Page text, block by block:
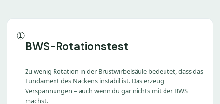
①
BWS-Rotationstest
Zu wenig Rotation in der Brustwirbelsäule bedeutet, dass das
Fundament des Nackens instabil ist. Das erzeugt
Verspannungen – auch wenn du gar nichts mit der BWS
machst.